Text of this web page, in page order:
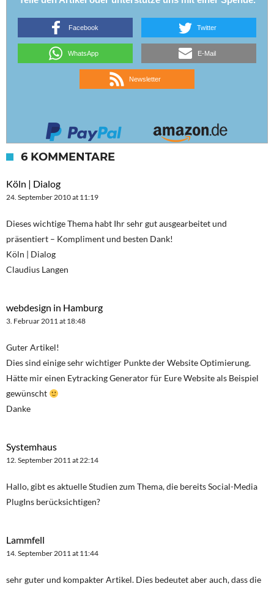
Facebook Twitter
WhatsApp E-Mail
Newsletter
6 KOMMENTARE
Köln | Dialog
24. September 2010 at 11:19
Dieses wichtige Thema habt Ihr sehr gut ausgearbeitet und
präsentiert – Kompliment und besten Dank!
Köln | Dialog
Claudius Langen
webdesign in Hamburg
3. Februar 2011 at 18:48
Guter Artikel!
Dies sind einige sehr wichtiger Punkte der Website Optimierung.
Hätte mir einen Eytracking Generator für Eure Website als Beispiel
gewünscht
Danke
Systemhaus
12. September 2011 at 22:14
Hallo, gibt es aktuelle Studien zum Thema, die bereits Social-Media
PlugIns berücksichtigen?
Lammfell
14. September 2011 at 11:44
sehr guter und kompakter Artikel. Dies bedeutet aber auch, dass die